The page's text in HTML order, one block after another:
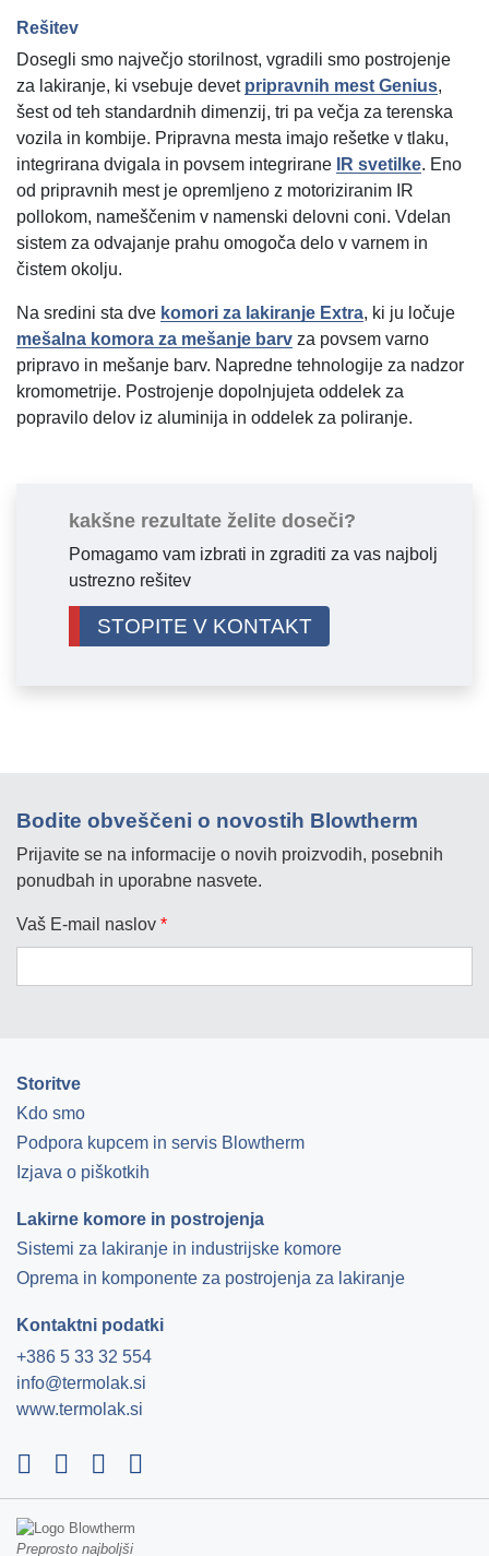
Rešitev
Dosegli smo največjo storilnost, vgradili smo postrojenje
za lakiranje, ki vsebuje devet pripravnih mest Genius,
šest od teh standardnih dimenzij, tri pa večja za terenska
vozila in kombije. Pripravna mesta imajo rešetke v tlaku,
integrirana dvigala in povsem integrirane
IR svetilke. Eno
od pripravnih mest je opremljeno z motoriziranim IR
pollokom, nameščenim v namenski delovni coni. Vdelan
sistem za odvajanje prahu omogoča delo v varnem in
čistem okolju.
Na sredini sta dve komori za lakiranje Extra, ki ju ločuje
mešalna komora za mešanje barv za povsem varno
pripravo in mešanje barv. Napredne tehnologije za nadzor
kromometrije. Postrojenje dopolnjujeta oddelek za
popravilo delov iz aluminija in oddelek za poliranje.
kakšne rezultate želite doseči?
Pomagamo vam izbrati in zgraditi za vas najbolj
ustrezno rešitev
STOPITE V KONTAKT
Bodite obveščeni o novostih Blowtherm
Prijavite se na informacije o novih proizvodih, posebnih
ponudbah in uporabne nasvete.
Vaš E-mail naslov *
Storitve
Kdo smo
Podpora kupcem in servis Blowtherm
Izjava o piškotkih
Lakirne komore in postrojenja
Sistemi za lakiranje in industrijske komore
Oprema in komponente za postrojenja za lakiranje
Kontaktni podatki
+386 5 33 32 554
info@termolak.si
www.termolak.si
Preprosto najboljši